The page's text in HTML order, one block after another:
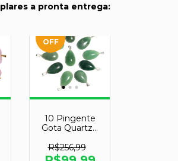
a pronta entrega: